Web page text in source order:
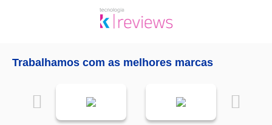
Trabalhamos com as melhores marcas